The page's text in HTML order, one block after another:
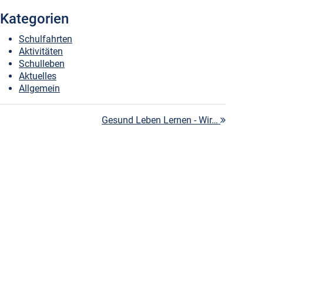
Kategorien
Schulfahrten
Aktivitäten
Schulleben
Aktuelles
Allgemein
Gesund Leben Lernen - Wir…